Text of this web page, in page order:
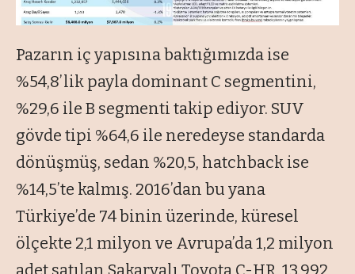
Pazarın iç yapısına baktığımızda ise
%54,8’lik payla dominant C segmentini,
%29,6 ile B segmenti takip ediyor. SUV
gövde tipi %64,6 ile neredeyse standarda
dönüşmüş, sedan %20,5, hatchback ise
%14,5’te kalmış. 2016’dan bu yana
Türkiye’de 74 binin üzerinde, küresel
ölçekte 2,1 milyon ve Avrupa’da 1,2 milyon
adet satılan Sakaryalı Toyota C-HR, 13.992